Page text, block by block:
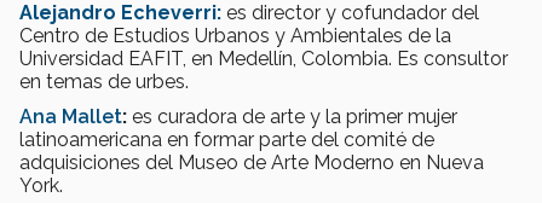
Alejandro Echeverri: es director y cofundador del
Centro de Estudios Urbanos y Ambientales de la
Universidad EAFIT, en Medellín, Colombia. Es consultor
en temas de urbes.
Ana Mallet: es curadora de arte y la primer mujer
latinoamericana en formar parte del comité de
adquisiciones del Museo de Arte Moderno en Nueva
York.